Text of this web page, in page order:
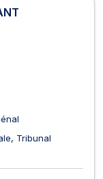
Tribunal